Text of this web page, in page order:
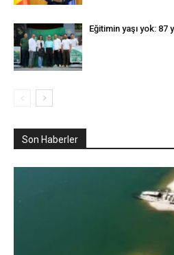
Eğitimin yaşı yok: 87
Son Haberler